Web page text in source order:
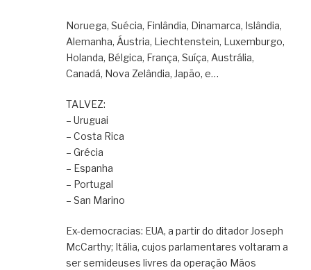
Noruega, Suécia, Finlândia, Dinamarca, Islândia,
Alemanha, Áustria, Liechtenstein, Luxemburgo,
Holanda, Bélgica, França, Suíça, Austrália,
Canadá, Nova Zelândia, Japão, e…
TALVEZ:
– Uruguai
– Costa Rica
– Grécia
– Espanha
– Portugal
– San Marino
Ex-democracias: EUA, a partir do ditador Joseph
McCarthy; Itália, cujos parlamentares voltaram a
ser semideuses livres da operação Mãos